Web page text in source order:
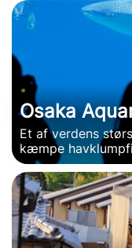
Osaka
Et af verdens
kæmpe